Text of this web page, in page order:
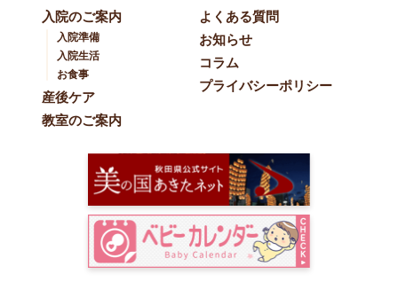
入院のご案内
入院準備
入院生活
お食事
産後ケア
教室のご案内
よくある質問
お知らせ
コラム
プライバシーポリシー